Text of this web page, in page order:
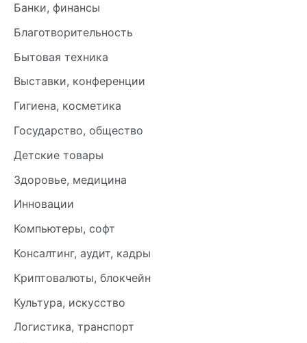
Банки, финансы
Благотворительность
Бытовая техника
Выставки, конференции
Гигиена, косметика
Государство, общество
Детские товары
Здоровье, медицина
Инновации
Компьютеры, софт
Консалтинг, аудит, кадры
Криптовалюты, блокчейн
Культура, искусство
Логистика, транспорт